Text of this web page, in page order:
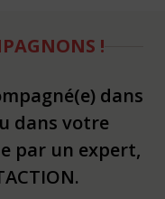
!
dans
dans votre
par un expert,